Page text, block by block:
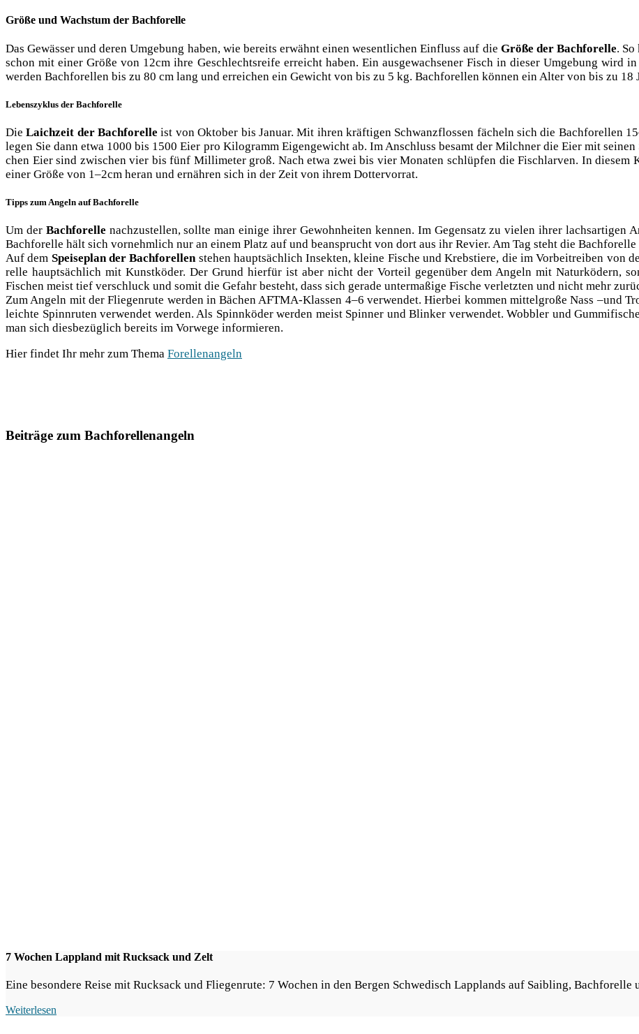
Größe und Wachstum der Bachforelle
Das Gewäs­ser und deren Umge­bung haben, wie bereits erwähnt einen wesent­li­chen Ein­fluss auf die Grö­ße der Bach­fo­rel­le.
schon mit einer Grö­ße von 12cm ihre Geschlechts­rei­fe erreicht haben. Ein aus­ge­wach­se­ner Fisch in die­ser Umge­bung wird
wer­den Bach­fo­rel­len bis zu 80 cm lang und errei­chen ein Gewicht von bis zu 5 kg. Bach­fo­rel­len kön­nen ein Alter von bis zu 18
Lebenszyklus der Bachforelle
DieLaich­zeit der Bach­fo­rel­le ist von Okto­ber bis Janu­ar. Mit ihren kräf­ti­gen Schwanz­flos­sen fächeln sich die Bach­fo­rel­len
legen Sie dann etwa 1000 bis 1500 Eier pro Kilo­gramm Eigen­ge­wicht ab. Im Anschluss besamt der Milch­ner die Eier mit
chen Eier sind zwi­schen vier bis fünf Mil­li­me­ter groß. Nach etwa zwei bis vier Mona­ten schlüp­fen die Fisch­lar­ven. In die­sem
einer Grö­ße von 1–2cm her­an und ernäh­ren sich in der Zeit von ihrem Dottervorrat.
Tipps zum Angeln auf Bachforelle
Um der Bach­fo­rel­le nach­zu­stel­len, soll­te man eini­ge ihrer Gewohn­hei­ten ken­nen. Im Gegen­satz zu vie­len ihrer lachs­ar­ti­gen
Bach­fo­rel­le hält sich vor­nehm­lich nur an einem Platz auf und bean­sprucht von dort aus ihr Revier. Am Tag steht die
Auf dem Spei­se­plan der Bach­fo­rel­lenste­hen haupt­säch­lich Insek­ten, klei­ne Fische und Krebs­tie­re, die im Vor­bei­trei­ben von
rel­le haupt­säch­lich mit Kunst­kö­der. Der Grund hier­für ist aber nicht der Vor­teil gegen­über dem Angeln mit Natur­kö­dern,
Fischen meist tief ver­schluck und somit die Gefahr besteht, dass sich gera­de unter­ma­ßi­ge Fische ver­letz­ten und nicht mehr
Zum Angeln mit der Flie­gen­ru­te wer­den in Bächen AFT­MA-Klas­sen 4–6 ver­wen­det. Hier­bei kom­men mit­tel­gro­ße Nass –und
leich­te Spinn­ru­ten ver­wen­det wer­den. Als Spinn­kö­der wer­den meist Spin­ner und Blin­ker ver­wen­det. Wob­bler und
man sich dies­be­züg­lich bereits im Vor­we­ge informieren.
Hier fin­det Ihr mehr zum The­ma Forel­len­an­geln
Beiträge zum Bachforellenangeln
7 Wochen Lappland mit Rucksack und Zelt
Eine beson­de­re Rei­se mit Ruck­sack und Flie­gen­ru­te: 7 Wochen in den Ber­gen Schwe­disch Lapp­lands auf Saib­ling, Bach­fo­rel­le
Wei­ter­le­sen